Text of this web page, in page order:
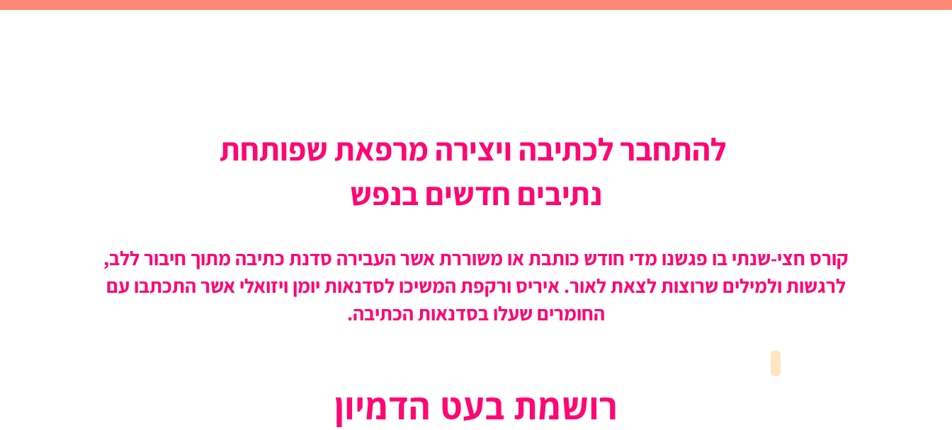
להתחבר לכתיבה ויצירה מרפאת שפותחת
נתיבים חדשים בנפש
קורס חצי-שנתי בו פגשנו מדי חודש כותבת או משוררת אשר העבירה סדנת כתיבה מתוך חיבור ללב,
לרגשות ולמילים שרוצות לצאת לאור. איריס ורקפת המשיכו לסדנאות יומן ויזואלי אשר התכתבו עם
החומרים שעלו בסדנאות הכתיבה.
רושמת בעט הדמיון